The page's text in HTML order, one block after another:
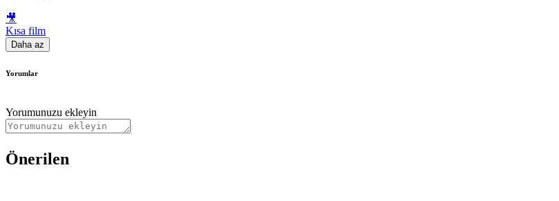
🎥
Kısa film
Daha az
Yorumlar
Yorumunuzu ekleyin
Önerilen